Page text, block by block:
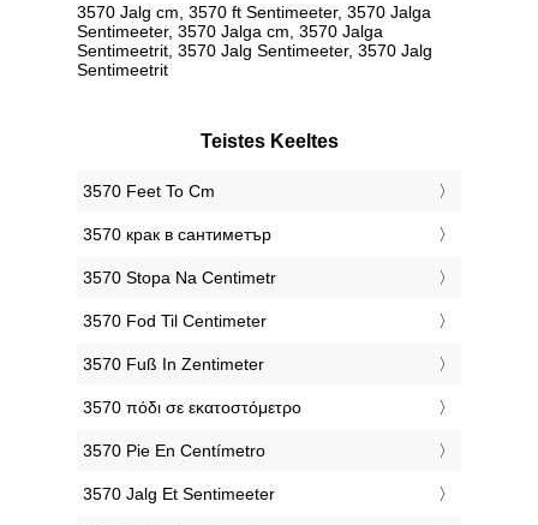
3570 Jalg cm, 3570 ft Sentimeeter, 3570 Jalga
Sentimeeter, 3570 Jalga cm, 3570 Jalga
Sentimeetrit, 3570 Jalg Sentimeeter, 3570 Jalg
Sentimeetrit
Teistes Keeltes
‎3570 Feet To Cm
‎3570 крак в сантиметър
‎3570 Stopa Na Centimetr
‎3570 Fod Til Centimeter
‎3570 Fuß In Zentimeter
‎3570 πόδι σε εκατοστόμετρο
‎3570 Pie En Centímetro
‎3570 Jalg Et Sentimeeter